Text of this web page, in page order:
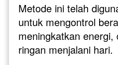
Metode ini telah
untuk mengontrol
meningkatkan energi,
ringan menjalani hari.